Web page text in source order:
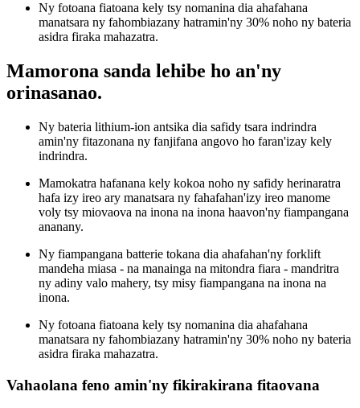
Ny fotoana fiatoana kely tsy nomanina dia ahafahana
manatsara ny fahombiazany hatramin'ny 30% noho ny bateria
asidra firaka mahazatra.
Mamorona sanda lehibe ho an'ny
orinasanao.
Ny bateria lithium-ion antsika dia safidy tsara indrindra
amin'ny fitazonana ny fanjifana angovo ho faran'izay kely
indrindra.
Mamokatra hafanana kely kokoa noho ny safidy herinaratra
hafa izy ireo ary manatsara ny fahafahan'izy ireo manome
voly tsy miovaova na inona na inona haavon'ny fiampangana
ananany.
Ny fiampangana batterie tokana dia ahafahan'ny forklift
mandeha miasa - na manainga na mitondra fiara - mandritra
ny adiny valo mahery, tsy misy fiampangana na inona na
inona.
Ny fotoana fiatoana kely tsy nomanina dia ahafahana
manatsara ny fahombiazany hatramin'ny 30% noho ny bateria
asidra firaka mahazatra.
Vahaolana feno amin'ny fikirakirana fitaovana